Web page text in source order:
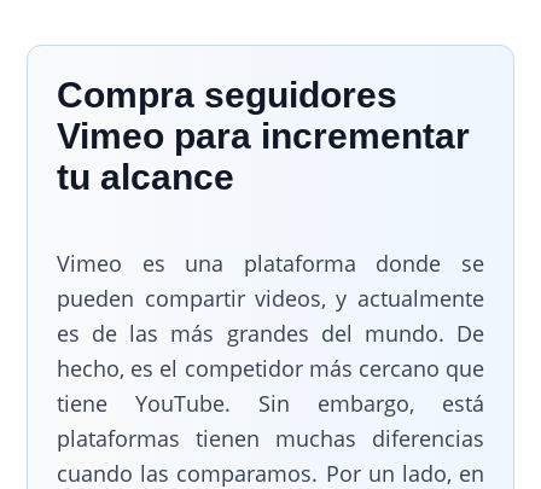
Compra seguidores
Vimeo para incrementar
tu alcance
Vimeo es una plataforma donde se
pueden compartir videos, y actualmente
es de las más grandes del mundo. De
hecho, es el competidor más cercano que
tiene YouTube. Sin embargo, está
plataformas tienen muchas diferencias
cuando las comparamos. Por un lado, en